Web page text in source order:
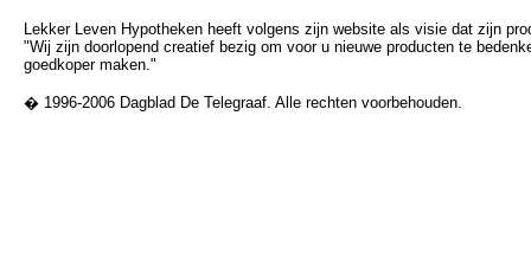
Lekker Leven Hypotheken heeft volgens zijn website als visie dat zijn
"Wij zijn doorlopend creatief bezig om voor u nieuwe producten te
goedkoper maken."
� 1996-2006 Dagblad De Telegraaf. Alle rechten voorbehouden.